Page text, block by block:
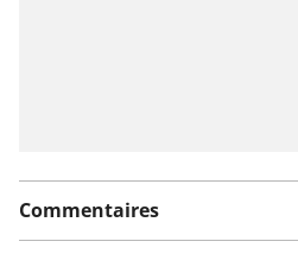
Commentaires